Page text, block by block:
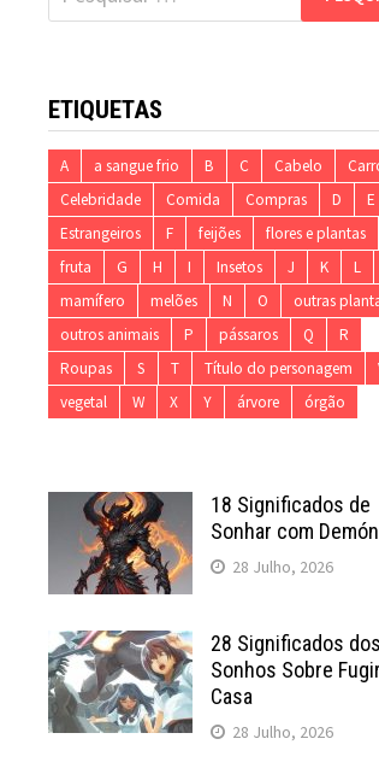
por:
ETIQUETAS
A a sangue frio B C Cabelo
Celebridade
Comida Compras D
E
Estrangeiros
F feijões
flores e plantas
fruta
G H I Insetos J K L
mamífero
melões N O
outras
outros animais
P pássaros Q
R
Roupas
S T Título do personagem
vegetal
W X Y árvore órgão
18 Significados de
Sonhar com
28 Julho, 2026
28 Significados dos
Sonhos Sobre
Casa
28 Julho, 2026